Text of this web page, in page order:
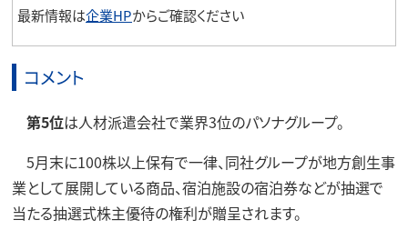
最新情報は企業HPからご確認ください
コメント
第5位は人材派遣会社で業界3位のパソナグループ。
5月末に100株以上保有で一律、同社グループが地方創生事
業として展開している商品、宿泊施設の宿泊券などが抽選で
当たる抽選式株主優待の権利が贈呈されます。